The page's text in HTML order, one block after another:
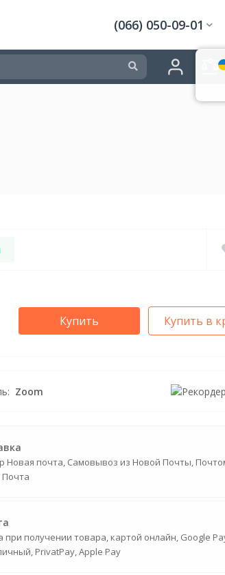
(066) 050-09-01
Купить Купить в
Zoom
Новая почта, Самовывоз из Новой Почты,
при получении товара, картой онлайн, Google
PrivatPay, Apple Pay